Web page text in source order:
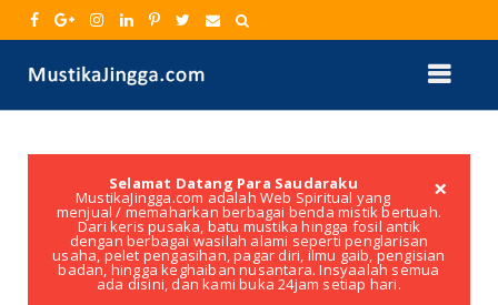
×
Selamat Datang Para Saudaraku
MustikaJingga.com adalah Web Spiritual yang
menjual / memaharkan berbagai benda mistik bertuah.
Dari keris pusaka, batu mustika hingga fosil antik
dengan berbagai wasilah alami seperti penglarisan
usaha, pelet pengasihan, pagar diri, ilmu gaib, pengisian
badan, hingga keghaiban nusantara. Insyaalah semua
ada disini, dan kami buka 24jam setiap hari.